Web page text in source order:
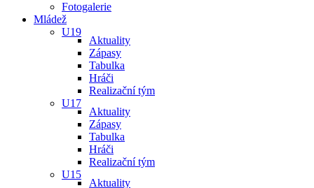
Fotogalerie
Mládež
U19
Aktuality
Zápasy
Tabulka
Hráči
Realizační tým
U17
Aktuality
Zápasy
Tabulka
Hráči
Realizační tým
U15
Aktuality